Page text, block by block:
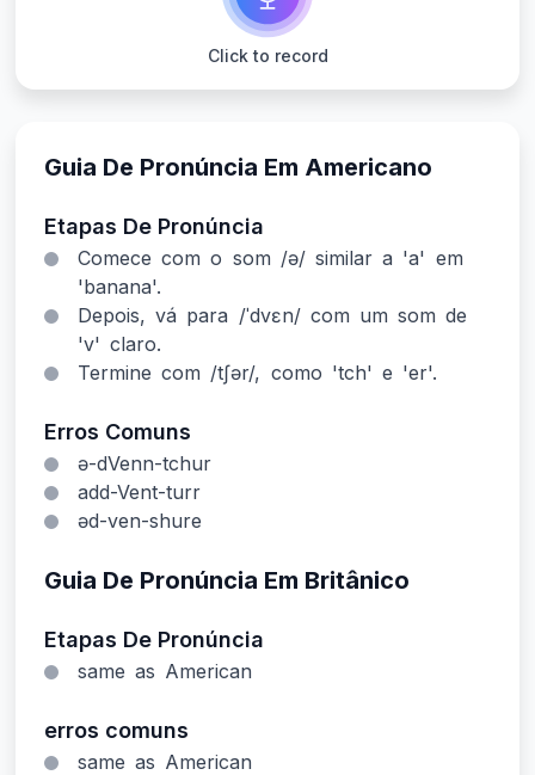
Guia De Pronúncia Em Americano
Etapas De Pronúncia
Comece com o som /ə/ similar a 'a' em
'banana'.
Depois, vá para /ˈdvɛn/ com um som de
'v' claro.
Termine com /tʃər/, como 'tch' e 'er'.
Erros Comuns
ə-dVenn-tchur
add-Vent-turr
əd-ven-shure
Guia De Pronúncia Em Britânico
Etapas De Pronúncia
same as American
erros comuns
same as American
Click to record